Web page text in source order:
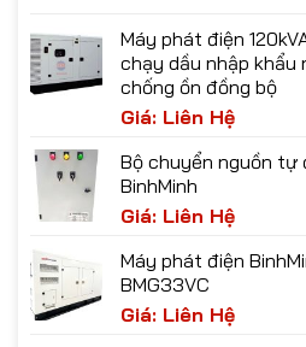
Máy phát điện
chạy dầu nhập khẩu
chống ồn đồng bộ
Giá: Liên Hệ
Bộ chuyển nguồn tự
BinhMinh
Giá: Liên Hệ
Máy phát điện
BMG33VC
Giá: Liên Hệ